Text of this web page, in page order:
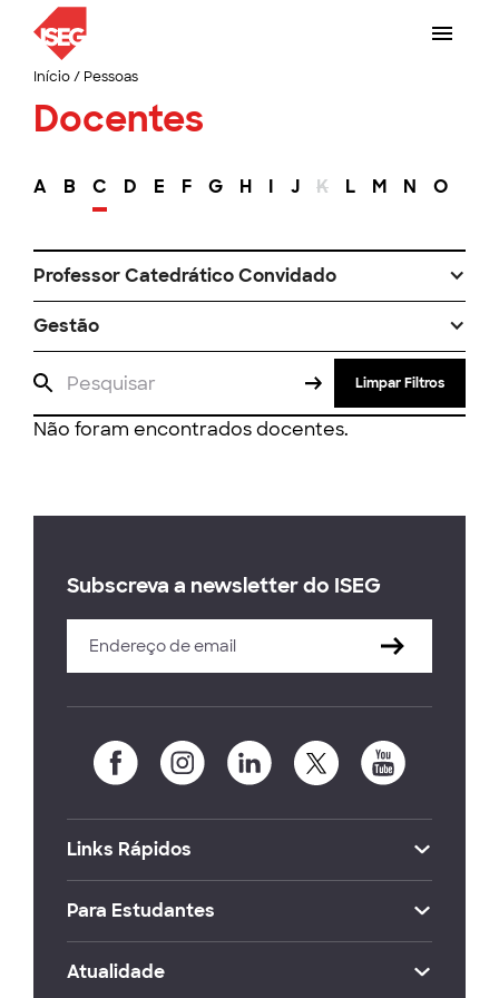
Início/ Pessoas
Docentes
A B C D E F G H I J K L M N O
Professor Catedrático Convidado
Gestão
Limpar Filtros
Não foram encontrados docentes.
Subscreva a newsletter do ISEG
Links Rápidos
Para Estudantes
Atualidade